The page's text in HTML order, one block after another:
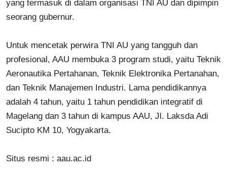
yang termasuk di dalam organisasi TNI AU dan dipimpin
seorang gubernur.
Untuk mencetak perwira TNI AU yang tangguh dan
profesional, AAU membuka 3 program studi, yaitu Teknik
Aeronautika Pertahanan, Teknik Elektronika Pertanahan,
dan Teknik Manajemen Industri. Lama pendidikannya
adalah 4 tahun, yaitu 1 tahun pendidikan integratif di
Magelang dan 3 tahun di kampus AAU, Jl. Laksda Adi
Sucipto KM 10, Yogyakarta.
Situs resmi : aau.ac.id